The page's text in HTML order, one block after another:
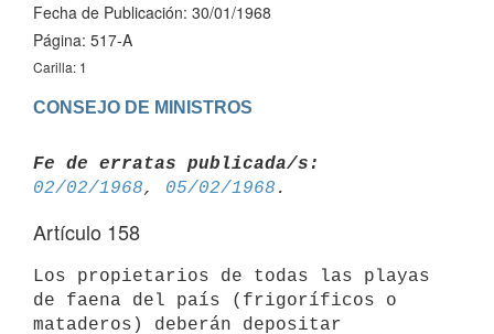
Fecha de Publicación: 30/01/1968
Página: 517-A
Carilla: 1
CONSEJO DE MINISTROS
Fe de erratas publicada/s:
02/02/1968, 05/02/1968
Artículo 158
Los propietarios de todas las playas
de faena del país (frigoríficos o
mataderos) deberán depositar